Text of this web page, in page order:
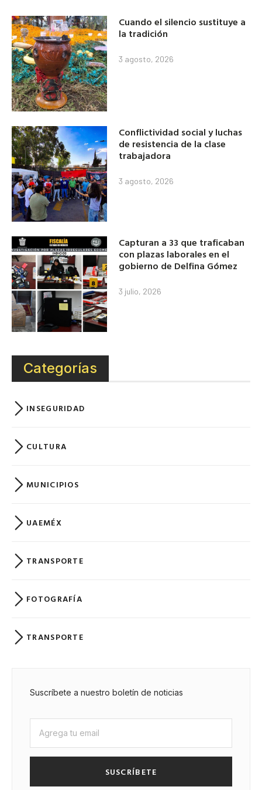
Cuando el silencio sustituye a
la tradición
3 agosto, 2026
Conflictividad social y luchas
de resistencia de la clase
trabajadora
3 agosto, 2026
Capturan a 33 que traficaban
con plazas laborales en el
gobierno de Delfina Gómez
3 julio, 2026
Categorías
INSEGURIDAD
CULTURA
MUNICIPIOS
UAEMÉX
TRANSPORTE
FOTOGRAFÍA
TRANSPORTE
Suscríbete a nuestro boletín de noticias
SUSCRÍBETE